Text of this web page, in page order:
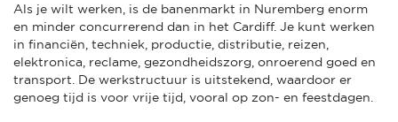
Als je wilt werken, is de banenmarkt in Nuremberg enorm
en minder concurrerend dan in het Cardiff. Je kunt werken
in financiën, techniek, productie, distributie, reizen,
elektronica, reclame, gezondheidszorg, onroerend goed en
transport. De werkstructuur is uitstekend, waardoor er
genoeg tijd is voor vrije tijd, vooral op zon- en feestdagen.